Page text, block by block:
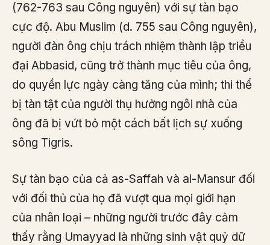
(762-763 sau Công nguyên) với sự tàn bạo
cực độ. Abu Muslim (d. 755 sau Công nguyên),
người đàn ông chịu trách nhiệm thành lập triều
đại Abbasid, cũng trở thành mục tiêu của ông,
do quyền lực ngày càng tăng của mình; thi thể
bị tàn tật của người thụ hưởng ngôi nhà của
ông đã bị vứt bỏ một cách bất lịch sự xuống
sông Tigris.
Sự tàn bạo của cả as-Saffah và al-Mansur đối
với đối thủ của họ đã vượt qua mọi giới hạn
của nhân loại – những người trước đây cảm
thấy rằng Umayyad là những sinh vật quỷ dữ